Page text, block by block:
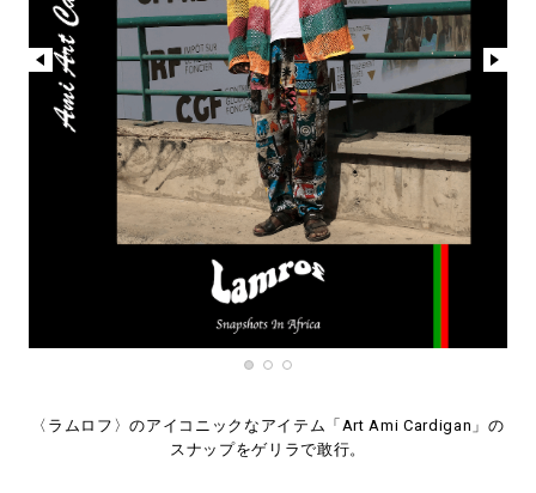
〈ラムロフ〉のアイコニックなアイテム「Art Ami Cardigan」の
スナップをゲリラで敢行。